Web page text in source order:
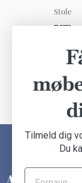
Stole
DKK
Tilmeld dig
Du